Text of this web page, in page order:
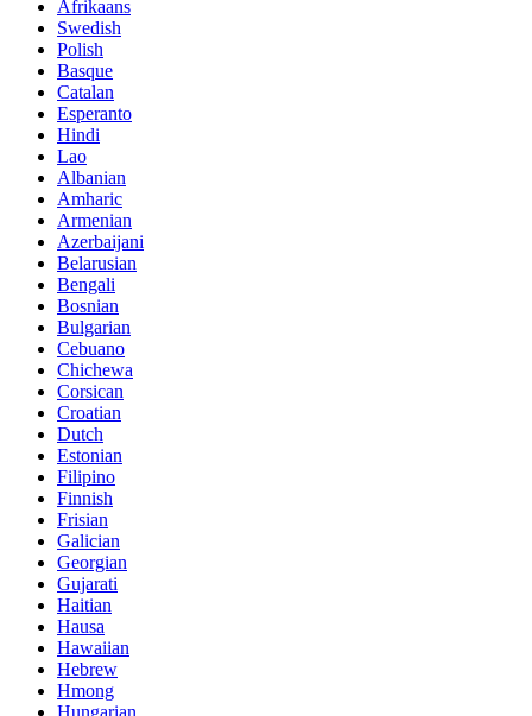
Afrikaans
Swedish
Polish
Basque
Catalan
Esperanto
Hindi
Lao
Albanian
Amharic
Armenian
Azerbaijani
Belarusian
Bengali
Bosnian
Bulgarian
Cebuano
Chichewa
Corsican
Croatian
Dutch
Estonian
Filipino
Finnish
Frisian
Galician
Georgian
Gujarati
Haitian
Hausa
Hawaiian
Hebrew
Hmong
Hungarian